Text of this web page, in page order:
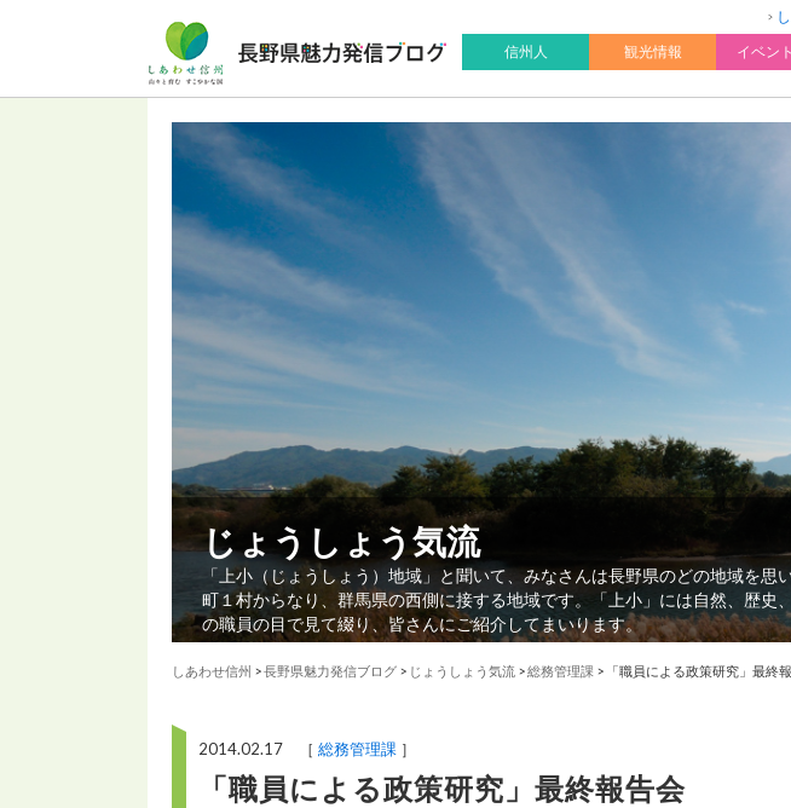
信州人
観光情報 イベン
じょうしょう気流
「上小（じょうしょう）地域」と聞いて、みなさんは長野県のどの地域を
町１村からなり、群馬県の西側に接する地域です。「上小」には自然、歴
の職員の目で見て綴り、皆さんにご紹介してまいります。
しあわせ信州 >長野県魅力発信ブログ > じょうしょう気流 >総務管理課 > 「職員による政策研究」最終
2014.02.17 ［ 総務管理課 ］
「職員による政策研究」最終報告会